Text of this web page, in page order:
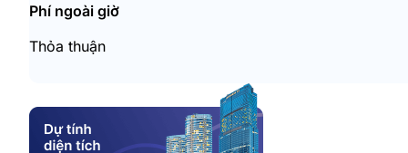
Phí ngoài giờ
Thỏa thuận